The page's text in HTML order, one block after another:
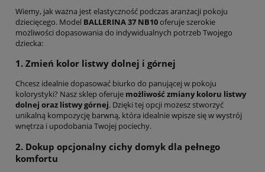
Wiemy, jak ważna jest elastyczność podczas aranżacji pokoju
dziecięcego. Model BALLERINA 37 NB10oferuje szerokie
możliwości dopasowania do indywidualnych potrzeb Twojego
dziecka:
1. Zmień kolor listwy dolnej i górnej
Chcesz idealnie dopasować biurko do panującej w pokoju
kolorystyki? Nasz sklep oferuje możliwość zmiany koloru listwy
dolnej oraz listwy górnej. Dzięki tej opcji możesz stworzyć
unikalną kompozycję barwną, która idealnie wpisze się w wystrój
wnętrza i upodobania Twojej pociechy.
2. Dokup opcjonalny cichy domyk dla pełnego
komfortu